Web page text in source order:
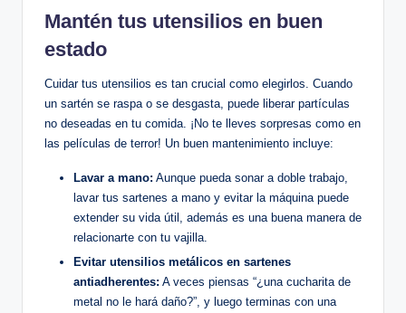
Mantén tus utensilios en buen
estado
Cuidar tus utensilios es tan crucial como elegirlos. Cuando
un sartén se raspa o se desgasta, puede liberar partículas
no deseadas en tu comida. ¡No te lleves sorpresas como en
las películas de terror! Un buen mantenimiento incluye:
Lavar a mano: Aunque pueda sonar a doble trabajo,
lavar tus sartenes a mano y evitar la máquina puede
extender su vida útil, además es una buena manera de
relacionarte con tu vajilla.
Evitar utensilios metálicos en sartenes
antiadherentes: A veces piensas “¿una cucharita de
metal no le hará daño?”, y luego terminas con una